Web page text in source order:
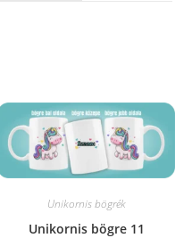
Unikornis bögrék
Unikornis bögre 11